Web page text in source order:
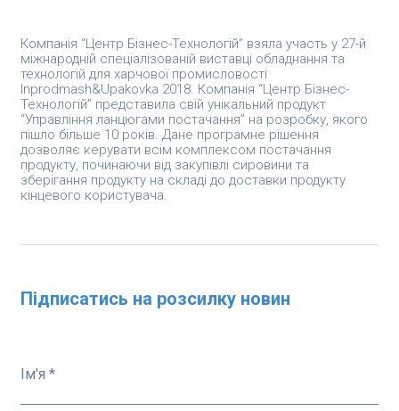
Компанія “Центр Бізнес-Технологій” взяла участь у 27-й
міжнародній спеціалізованій виставці обладнання та
технологій для харчової промисловості
Inprodmash&Upakovka 2018. Компанія “Центр Бізнес-
Технологій” представила свій унікальний продукт
“Управління ланцюгами постачання” на розробку, якого
пішло більше 10 років. Дане програмне рішення
дозволяє керувати всім комплексом постачання
продукту, починаючи від закупівлі сировини та
зберігання продукту на складі до доставки продукту
кінцевого користувача.
Підписатись на розсилку новин